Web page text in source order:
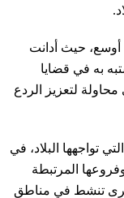
أوسع، حيث أدانت
الأشهر الماضية أكثر من 300 مشتبه به في قضايا
لتعزيز الردع
تواجهها البلاد، في
المرتبطة
تنشط في مناطق